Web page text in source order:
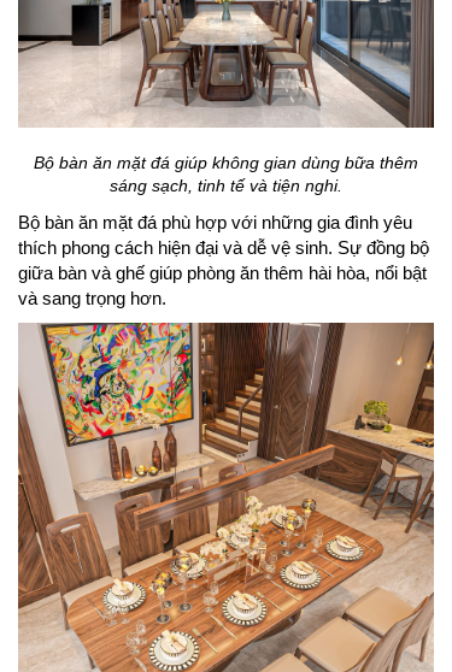
Bộ bàn ăn mặt đá giúp không gian dùng bữa thêm
sáng sạch, tinh tế và tiện nghi.
Bộ bàn ăn mặt đá phù hợp với những gia đình yêu
thích phong cách hiện đại và dễ vệ sinh. Sự đồng bộ
giữa bàn và ghế giúp phòng ăn thêm hài hòa, nổi bật
và sang trọng hơn.